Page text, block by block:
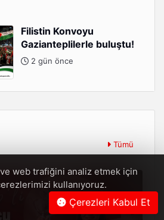
Filistin Konvoyu
Gazianteplilerle buluştu!
2 gün önce
Tümü
web trafiğini analiz etmek için
kullanıyoruz.
Çerezleri Kabul Et